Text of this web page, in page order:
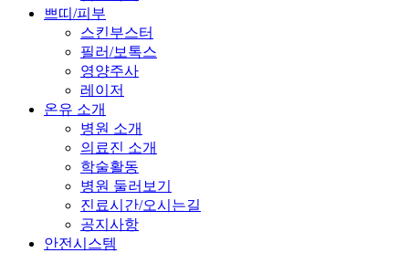
쁘띠/피부
스킨부스터
필러/보톡스
영양주사
레이저
온유 소개
병원 소개
의료진 소개
학술활동
병원 둘러보기
진료시간/오시는길
공지사항
안전시스템